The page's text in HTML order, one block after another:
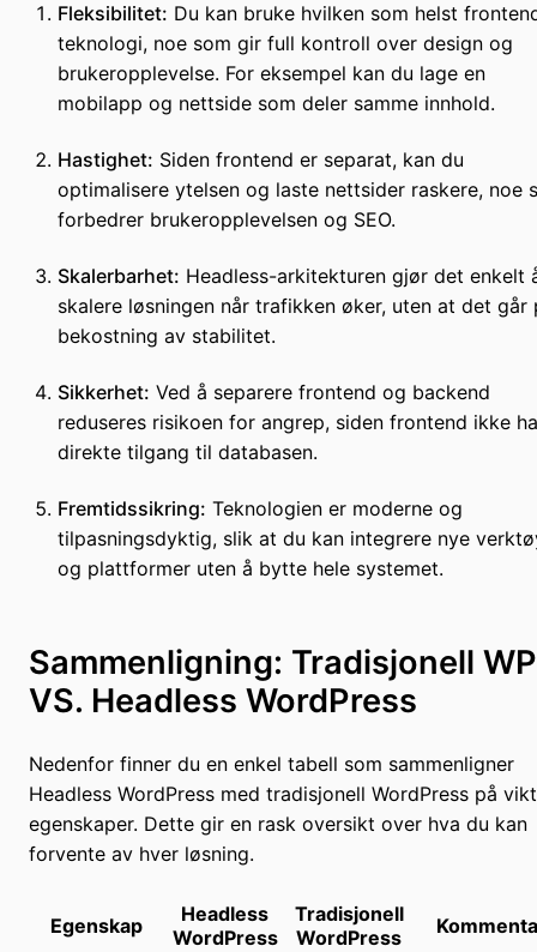
Fleksibilitet: Du kan bruke hvilken som helst
teknologi, noe som gir full kontroll over design og
brukeropplevelse. For eksempel kan du lage en
mobilapp og nettside som deler samme innhold.
Hastighet: Siden frontend er separat, kan du
optimalisere ytelsen og laste nettsider raskere, noe
forbedrer brukeropplevelsen og SEO.
Skalerbarhet: Headless-arkitekturen gjør det enkelt
skalere løsningen når trafikken øker, uten at det går
bekostning av stabilitet.
Sikkerhet: Ved å separere frontend og backend
reduseres risikoen for angrep, siden frontend ikke
direkte tilgang til databasen.
Fremtidssikring: Teknologien er moderne og
tilpasningsdyktig, slik at du kan integrere nye
og plattformer uten å bytte hele systemet.
Sammenligning: Tradisjonell WP
VS. Headless WordPress
Nedenfor finner du en enkel tabell som sammenligner
Headless WordPress med tradisjonell WordPress på
egenskaper. Dette gir en rask oversikt over hva du kan
forvente av hver løsning.
Egenskap
Headless
WordPress
Tradisjonell
WordPress